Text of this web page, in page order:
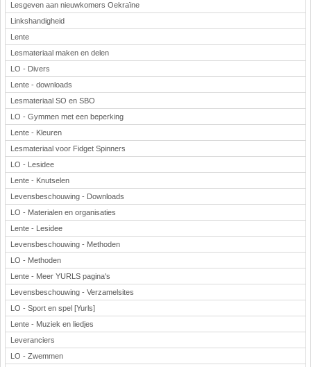
Lesgeven aan nieuwkomers Oekraïne
Linkshandigheid
Lente
Lesmateriaal maken en delen
LO - Divers
Lente - downloads
Lesmateriaal SO en SBO
LO - Gymmen met een beperking
Lente - Kleuren
Lesmateriaal voor Fidget Spinners
LO - Lesidee
Lente - Knutselen
Levensbeschouwing - Downloads
LO - Materialen en organisaties
Lente - Lesidee
Levensbeschouwing - Methoden
LO - Methoden
Lente - Meer YURLS pagina's
Levensbeschouwing - Verzamelsites
LO - Sport en spel [Yurls]
Lente - Muziek en liedjes
Leveranciers
LO - Zwemmen